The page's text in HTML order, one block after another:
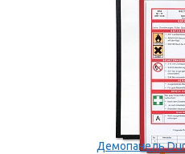
Демопанель